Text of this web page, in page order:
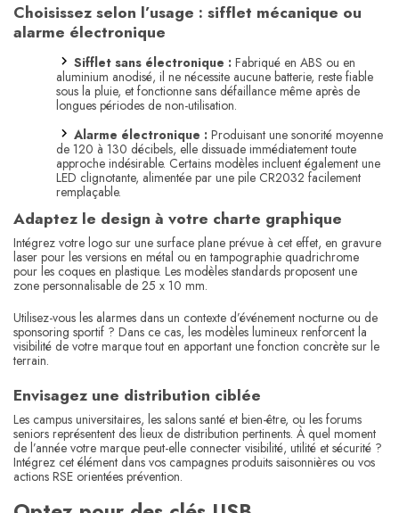
Choisissez selon l’usage : sifflet mécanique ou
alarme électronique
Sifflet sans électronique : Fabriqué en ABS ou en
aluminium anodisé, il ne nécessite aucune batterie, reste fiable
sous la pluie, et fonctionne sans défaillance même après de
longues périodes de non-utilisation.
Alarme électronique : Produisant une sonorité moyenne
de 120 à 130 décibels, elle dissuade immédiatement toute
approche indésirable. Certains modèles incluent également une
LED clignotante, alimentée par une pile CR2032 facilement
remplaçable.
Adaptez le design à votre charte graphique
Intégrez votre logo sur une surface plane prévue à cet effet, en gravure
laser pour les versions en métal ou en tampographie quadrichrome
pour les coques en plastique. Les modèles standards proposent une
zone personnalisable de 25 x 10 mm.
Utilisez-vous les alarmes dans un contexte d’événement nocturne ou de
sponsoring sportif ? Dans ce cas, les modèles lumineux renforcent la
visibilité de votre marque tout en apportant une fonction concrète sur le
terrain.
Envisagez une distribution ciblée
Les campus universitaires, les salons santé et bien-être, ou les forums
seniors représentent des lieux de distribution pertinents. À quel moment
de l’année votre marque peut-elle connecter visibilité, utilité et sécurité ?
Intégrez cet élément dans vos campagnes produits saisonnières ou vos
actions RSE orientées prévention.